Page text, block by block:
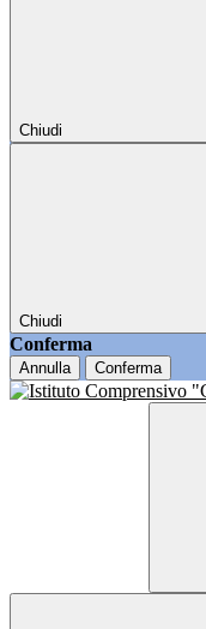
Chiudi
Chiudi
Conferma
Annulla Conferma